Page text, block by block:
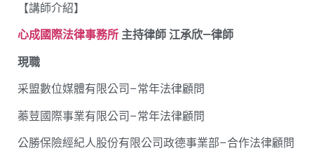
【講師介紹】
心成國際法律事務所 主持律師 江承欣—律師
現職
采盟數位媒體有限公司–常年法律顧問
蓁荳國際事業有限公司–常年法律顧問
公勝保險經紀人股份有限公司政德事業部–合作法律顧問